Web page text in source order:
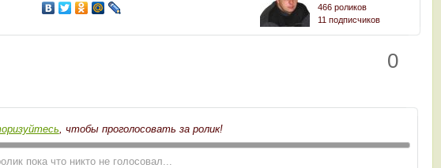
466 роликов
11 подписчиков
0
, чтобы проголосовать за ролик!
пока что никто не голосовал...